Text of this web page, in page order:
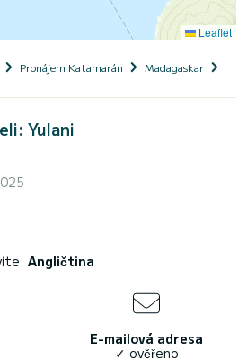
Leaflet
Pronájem Katamarán Madagaskar
Yulani
Angličtina
E-mailová adresa
✓ ověřeno